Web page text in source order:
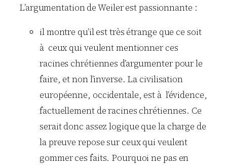
L’argumentation de Weiler est passionnante :
il montre qu’il est très étrange que ce soit
à ceux qui veulent mentionner ces
racines chrétiennes d’argumenter pour le
faire, et non l’inverse. La civilisation
européenne, occidentale, est à l’évidence,
factuellement de racines chrétiennes. Ce
serait donc assez logique que la charge de
la preuve repose sur ceux qui veulent
gommer ces faits. Pourquoi ne pas en